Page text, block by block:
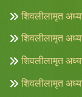
शिवलीलामृत
शिवलीलामृत
शिवलीलामृत
शिवलीलामृत